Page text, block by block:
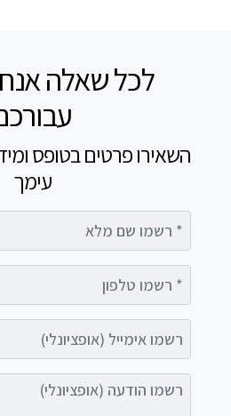
לכל שאלה
השאירו פרטים בטופס
עימך
רשמו הודעה (אופציונלי)